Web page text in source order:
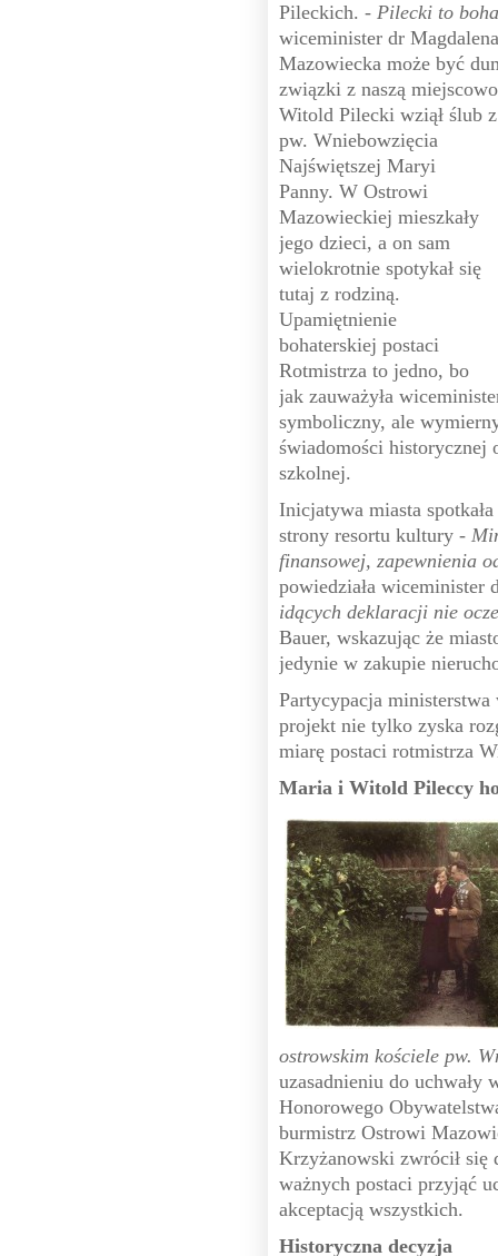
Pileckich. - Pilecki to
wiceminister dr
Mazowiecka może być
związki z naszą
Witold Pilecki wziął ślub
pw. Wniebowzięcia
Najświętszej Maryi
Panny. W Ostrowi
Mazowieckiej mieszkały
jego dzieci, a on sam
wielokrotnie spotykał się
tutaj z rodziną.
Upamiętnienie
bohaterskiej postaci
Rotmistrza to jedno, bo
jak zauważyła
symboliczny, ale
świadomości historycznej
szkolnej.
Inicjatywa miasta
strony resortu kultury -
finansowej, zapewnienia
powiedziała wiceminister
idących deklaracji nie
Bauer, wskazując że
jedynie w zakupie
Partycypacja
projekt nie tylko zyska
miarę postaci rotmistrza
Maria i Witold Pileccy
ostrowskim kościele pw.
uzasadnieniu do uchwały
Honorowego
burmistrz Ostrowi
Krzyżanowski zwrócił się
ważnych postaci przyjąć
akceptacją wszystkich.
Historyczna decyzja